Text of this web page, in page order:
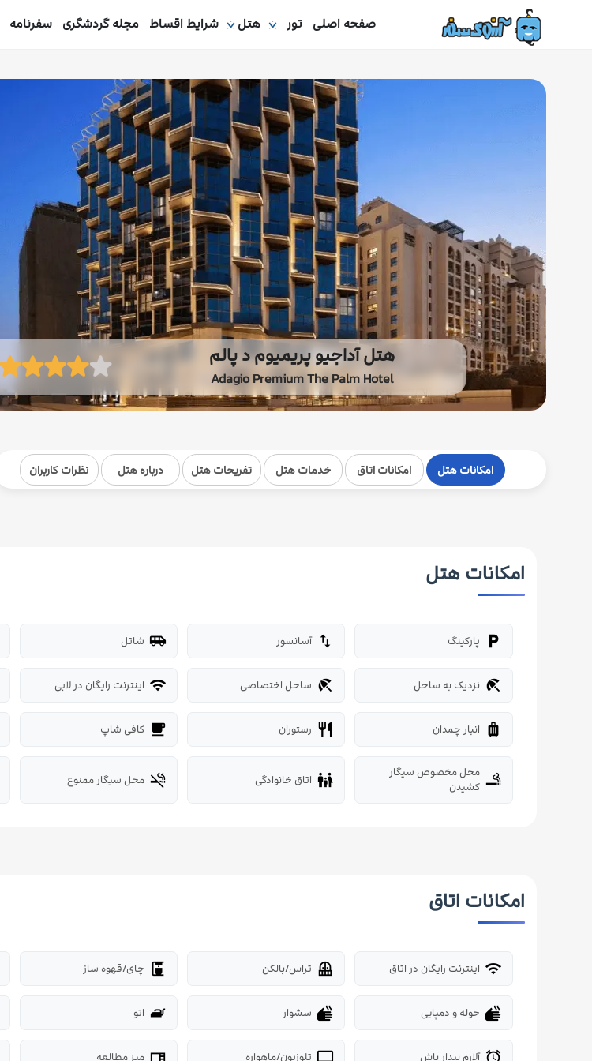
صفحه اصلی تور هتل شرایط اقساط مجله گردشگری سفرنامه
هتل آداجیو پریمیوم د پالم
Adagio Premium The Palm Hotel
امکانات هتل امکانات اتاق خدمات هتل تفریحات هتل درباره هتل نظرات کاربران
امکانات هتل
local_parking پارکینگ import_export آسانسور airport_shuttle شاتل
beach_access نزدیک به ساحل beach_access ساحل اختصاصی wifi اینترنت رایگان در لابی
luggage انبار چمدان restaurant رستوران local_cafe کافی شاپ
smoking_rooms محل مخصوص سیگار
کشیدن
family_restroom اتاق خانوادگی smoke_free محل سیگار ممنوع
امکانات اتاق
wifi اینترنت رایگان در اتاق balcony تراس/بالکن coffee_maker چای/قهوه ساز
dry حوله و دمپایی dry سشوار iron اتو
alarm آلارم بیدار باش tv تلوزیون/ماهواره desk میز مطالعه